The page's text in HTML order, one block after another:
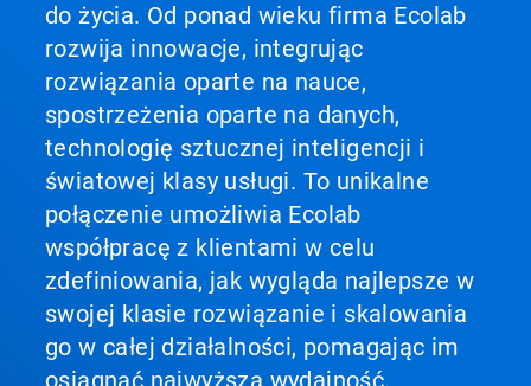
do życia. Od ponad wieku firma Ecolab
rozwija innowacje, integrując
rozwiązania oparte na nauce,
spostrzeżenia oparte na danych,
technologię sztucznej inteligencji i
światowej klasy usługi. To unikalne
połączenie umożliwia Ecolab
współpracę z klientami w celu
zdefiniowania, jak wygląda najlepsze w
swojej klasie rozwiązanie i skalowania
go w całej działalności, pomagając im
osiągnąć najwyższą wydajność.